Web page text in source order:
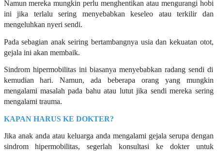
Namun mereka mungkin perlu menghentikan atau mengurangi hobi
ini jika terlalu sering menyebabkan keseleo atau terkilir dan
mengeluhkan nyeri sendi.
Pada sebagian anak seiring bertambangnya usia dan kekuatan otot,
gejala ini akan membaik.
Sindrom hipermobilitas ini biasanya menyebabkan radang sendi di
kemudian hari. Namun, ada beberapa orang yang mungkin
mengalami masalah pada bahu atau lutut jika sendi mereka sering
mengalami trauma.
KAPAN HARUS KE DOKTER?
Jika anak anda atau keluarga anda mengalami gejala serupa dengan
sindrom hipermobilitas, segerlah konsultasi ke dokter untuk